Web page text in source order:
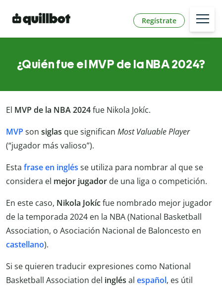
Regístrate
¿Quién fue el MVP de la NBA 2024?
El MVP de la NBA 2024fue Nikola Jokíc.
MVP son siglas que significan Most Valuable Player
(“jugador más valioso”).
Esta frase en inglés se utiliza para nombrar al que se
considera el mejor jugador de una liga o competición.
En este caso, Nikola Jokícfue nombrado mejor jugador
de la temporada 2024 en la NBA (National Basketball
Association, o Asociación Nacional de Baloncesto en
castellano).
Si se quieren traducir expresiones como National
Basketball Association del inglés al español, es útil